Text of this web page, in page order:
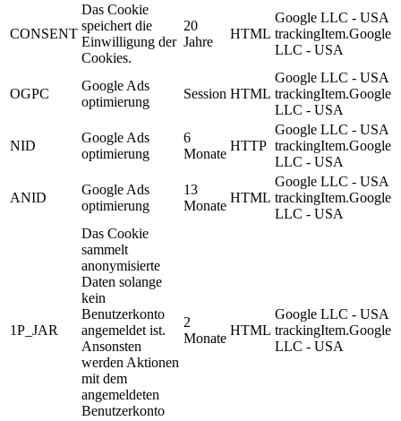
CONSENT
Das Cookie
speichert die
Einwilligung der
Cookies.
20
Jahre
HTML
Google LLC - USA
trackingItem.Google
LLC - USA
OGPC
Google Ads
optimierung
Session HTML
Google LLC - USA
trackingItem.Google
LLC - USA
NID
Google Ads
optimierung
6
Monate
HTTP
Google LLC - USA
trackingItem.Google
LLC - USA
ANID
Google Ads
optimierung
13
Monate
HTML
Google LLC - USA
trackingItem.Google
LLC - USA
1P_JAR
Das Cookie
sammelt
anonymisierte
Daten solange
kein
Benutzerkonto
angemeldet ist.
Ansonsten
werden Aktionen
mit dem
angemeldeten
Benutzerkonto
2
Monate
HTML
Google LLC - USA
trackingItem.Google
LLC - USA